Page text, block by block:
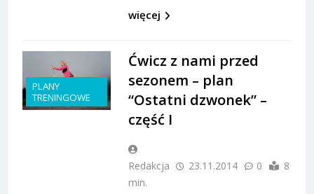
więcej
PLANY
TRENINGOWE
Ćwicz z nami przed
sezonem – plan
“Ostatni dzwonek” –
część I
Redakcja 23.11.2014 0
8
min.